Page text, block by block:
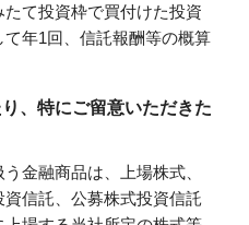
て投資枠で買付けた投資
年1回、信託報酬等の概算
、特にご留意いただきた
金融商品は、上場株式、
資信託、公募株式投資信託